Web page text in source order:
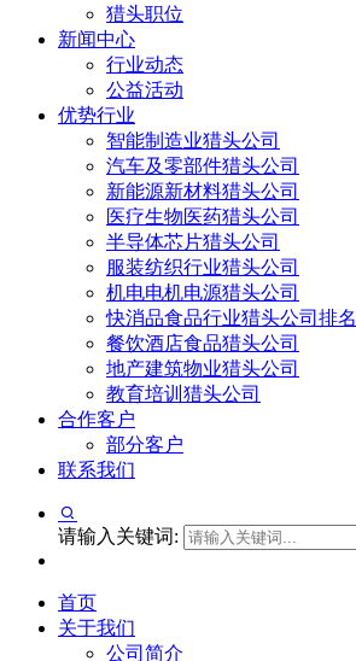
猎头职位
新闻中心
行业动态
公益活动
优势行业
智能制造业猎头公司
汽车及零部件猎头公司
新能源新材料猎头公司
医疗生物医药猎头公司
半导体芯片猎头公司
服装纺织行业猎头公司
机电电机电源猎头公司
快消品食品行业猎头公司排名
餐饮酒店食品猎头公司
地产建筑物业猎头公司
教育培训猎头公司
合作客户
部分客户
联系我们
请输入关键词:
首页
关于我们
公司简介